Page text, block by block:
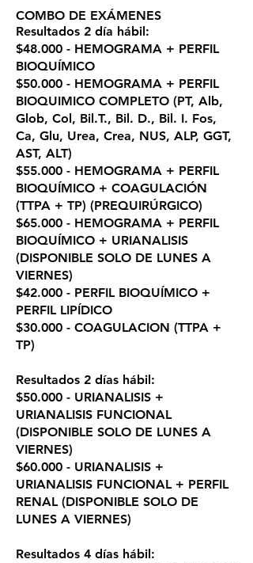
COMBO DE EXÁMENES
Resultados 2 día hábil:
$48.000 - HEMOGRAMA + PERFIL
BIOQUÍMICO
$50.000 - HEMOGRAMA + PERFIL
BIOQUIMICO COMPLETO (PT, Alb,
Glob, Col, Bil.T., Bil. D., Bil. I. Fos,
Ca, Glu, Urea, Crea, NUS, ALP, GGT,
AST, ALT)
$55.000 - HEMOGRAMA + PERFIL
BIOQUÍMICO + COAGULACIÓN
(TTPA + TP) (PREQUIRÚRGICO)
$65.000 - HEMOGRAMA + PERFIL
BIOQUÍMICO + URIANALISIS
(DISPONIBLE SOLO DE LUNES A
VIERNES)
$42.000 - PERFIL BIOQUÍMICO +
PERFIL LIPÍDICO
$30.000 - COAGULACION (TTPA +
TP)
Resultados 2 días hábil:
$50.000 - URIANALISIS +
URIANALISIS FUNCIONAL
(DISPONIBLE SOLO DE LUNES A
VIERNES)
$60.000 - URIANALISIS +
URIANALISIS FUNCIONAL + PERFIL
RENAL (DISPONIBLE SOLO DE
LUNES A VIERNES)
Resultados 4 días hábil: